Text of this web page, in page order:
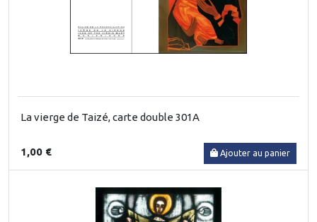
La vierge de Taizé, carte double 301A
1,00 € Ajouter au panier